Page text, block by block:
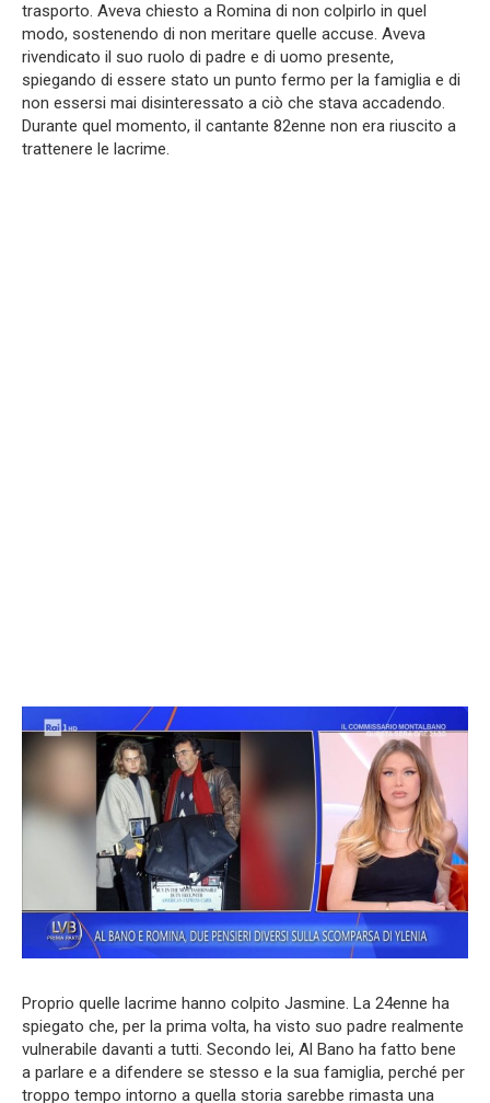
trasporto. Aveva chiesto a Romina di non colpirlo in quel
modo, sostenendo di non meritare quelle accuse. Aveva
rivendicato il suo ruolo di padre e di uomo presente,
spiegando di essere stato un punto fermo per la famiglia e di
non essersi mai disinteressato a ciò che stava accadendo.
Durante quel momento, il cantante 82enne non era riuscito a
trattenere le lacrime.
Proprio quelle lacrime hanno colpito Jasmine. La 24enne ha
spiegato che, per la prima volta, ha visto suo padre realmente
vulnerabile davanti a tutti. Secondo lei, Al Bano ha fatto bene
a parlare e a difendere se stesso e la sua famiglia, perché per
troppo tempo intorno a quella storia sarebbe rimasta una